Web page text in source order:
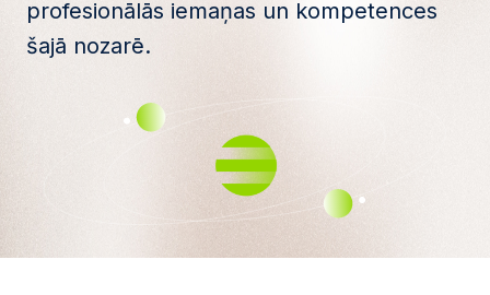
profesionālās iemaņas un kompetences
šajā nozarē.